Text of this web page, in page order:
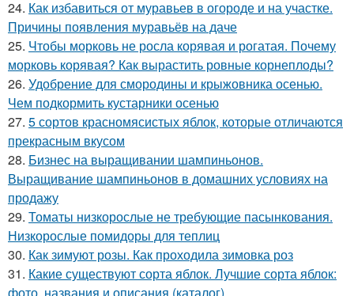
24. Как избавиться от муравьев в огороде и на участке.
Причины появления муравьёв на даче
25. Чтобы морковь не росла корявая и рогатая. Почему
морковь корявая? Как вырастить ровные корнеплоды?
26. Удобрение для смородины и крыжовника осенью.
Чем подкормить кустарники осенью
27. 5 сортов красномясистых яблок, которые отличаются
прекрасным вкусом
28. Бизнес на выращивании шампиньонов.
Выращивание шампиньонов в домашних условиях на
продажу
29. Томаты низкорослые не требующие пасынкования.
Низкорослые помидоры для теплиц
30. Как зимуют розы. Как проходила зимовка роз
31. Какие существуют сорта яблок. Лучшие сорта яблок: